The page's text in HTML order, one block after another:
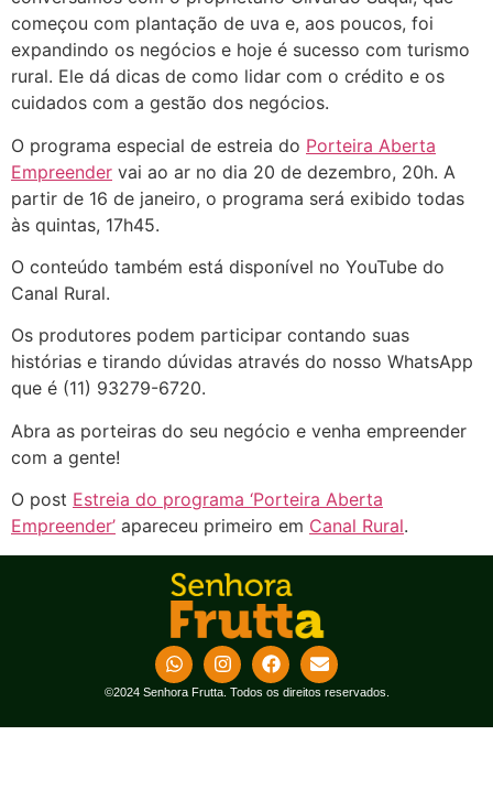
começou com plantação de uva e, aos poucos, foi
expandindo os negócios e hoje é sucesso com turismo
rural. Ele dá dicas de como lidar com o crédito e os
cuidados com a gestão dos negócios.
O programa especial de estreia do Porteira Aberta
Empreender vai ao ar no dia 20 de dezembro, 20h. A
partir de 16 de janeiro, o programa será exibido todas
às quintas, 17h45.
O conteúdo também está disponível no YouTube do
Canal Rural.
Os produtores podem participar contando suas
histórias e tirando dúvidas através do nosso WhatsApp
que é (11) 93279-6720.
Abra as porteiras do seu negócio e venha empreender
com a gente!
O post Estreia do programa ‘Porteira Aberta
Empreender’ apareceu primeiro em Canal Rural.
©2024 Senhora Frutta. Todos os direitos reservados.